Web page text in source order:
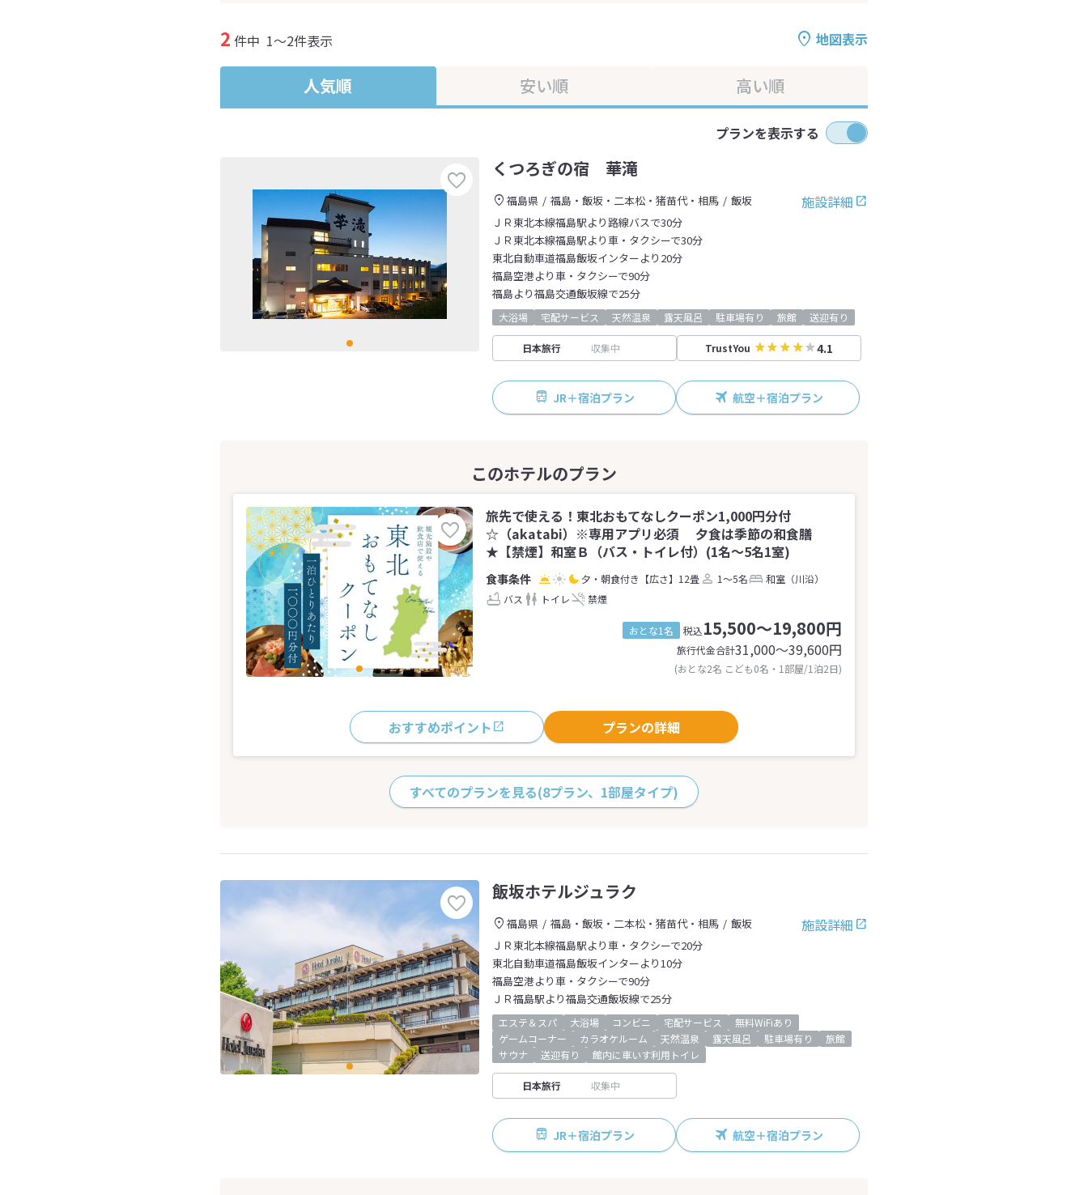
地図表示
2 件中 1～2件表示
人気順 安い順 高い順
プランを表示する
くつろぎの宿 華滝
施設詳細
福島県 福島・飯坂・二本松・猪苗代・相馬
飯坂
ＪＲ東北本線福島駅より路線バスで30分
ＪＲ東北本線福島駅より車・タクシーで30分
東北自動車道福島飯坂インターより20分
福島空港より車・タクシーで90分
福島より福島交通飯坂線で25分
大浴場 宅配サービス 天然温泉 露天風呂 駐車場有り 旅館 送迎有り
日本旅行 収集中 TrustYou 4.1
JR＋宿泊プラン 航空＋宿泊プラン
旅先で使える！東北おもてなしクーポン1,000円分付
☆（akatabi）※専用アプリ必須 夕食は季節の和食膳
★【禁煙】和室Ｂ（バス・トイレ付）(1名～5名1室)
夕・朝食付き 【広さ】12畳 1～5名
和室（川沿）
バス
トイレ 禁煙
おとな1名 税込15,500～19,800円
旅行代金合計31,000〜39,600円
(おとな2名 こども0名・1部屋/1泊2日)
おすすめポイント プランの詳細
すべてのプランを見る(8プラン、1部屋タイプ)
飯坂ホテルジュラク
施設詳細
福島県 福島・飯坂・二本松・猪苗代・相馬
飯坂
ＪＲ東北本線福島駅より車・タクシーで20分
東北自動車道福島飯坂インターより10分
福島空港より車・タクシーで90分
ＪＲ福島駅より福島交通飯坂線で25分
エステ＆スパ 大浴場 コンビニ 宅配サービス
無料WiFiあり
ゲームコーナー
カラオケルーム 天然温泉 露天風呂 駐車場有り
旅館
サウナ
送迎有り 館内に車いす利用トイレ
日本旅行 収集中
JR＋宿泊プラン 航空＋宿泊プラン